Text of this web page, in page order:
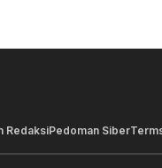
RedaksiPedoman Siber